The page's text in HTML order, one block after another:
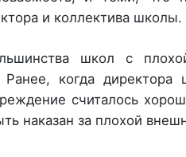
и коллектива школы.
школ с
когда директора
считалось
наказан за плохой